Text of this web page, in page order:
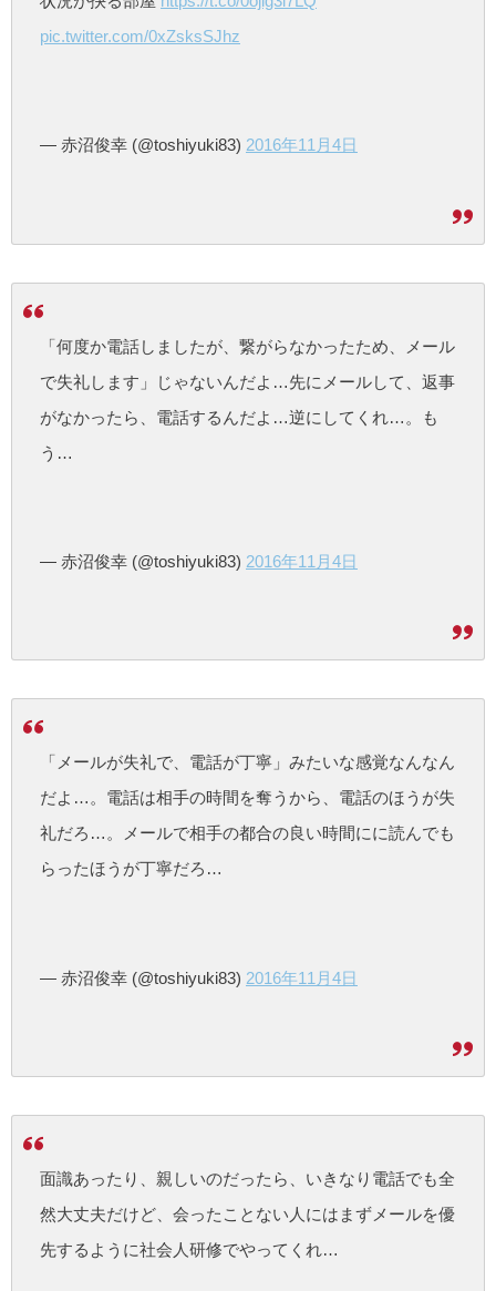
pic.twitter.com/0xZsksSJhz
— 赤沼俊幸 (@toshiyuki83) 2016年11月4日
「何度か電話しましたが、繋がらなかったため、メール
で失礼します」じゃないんだよ…先にメールして、返事
がなかったら、電話するんだよ…逆にしてくれ…。も
う…
— 赤沼俊幸 (@toshiyuki83) 2016年11月4日
「メールが失礼で、電話が丁寧」みたいな感覚なんなん
だよ…。電話は相手の時間を奪うから、電話のほうが失
礼だろ…。メールで相手の都合の良い時間にに読んでも
らったほうが丁寧だろ…
— 赤沼俊幸 (@toshiyuki83) 2016年11月4日
面識あったり、親しいのだったら、いきなり電話でも全
然大丈夫だけど、会ったことない人にはまずメールを優
先するように社会人研修でやってくれ…